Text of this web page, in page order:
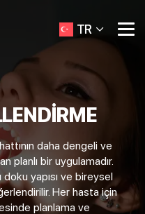
TR
daha dengeli ve
planlı bir uygulamadır.
yapısı ve bireysel
Her hasta için
planlama ve